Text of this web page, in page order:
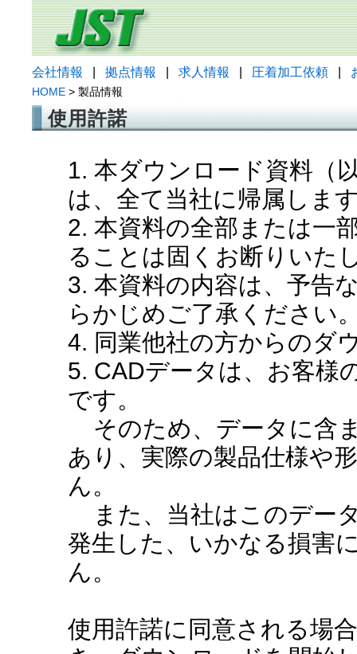
会社情報 拠点情報 求人情報 圧着加工依頼
HOME > 製品情報
使用許諾
1. 本ダウンロード資料（
は、全て当社に帰属しま
2. 本資料の全部または一
ることは固くお断りいた
3. 本資料の内容は、予告
らかじめご了承ください
4. 同業他社の方からのダ
5. CADデータは、お客様
です。
そのため、データに含
あり、実際の製品仕様や
ん。
また、当社はこのデー
発生した、いかなる損害
ん。
使用許諾に同意される場